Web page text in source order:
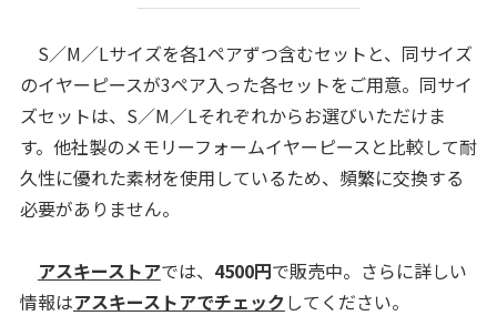
S／M／Lサイズを各1ペアずつ含むセットと、同サイズ
のイヤーピースが3ペア入った各セットをご用意。同サイ
ズセットは、S／M／Lそれぞれからお選びいただけま
す。他社製のメモリーフォームイヤーピースと比較して耐
久性に優れた素材を使用しているため、頻繁に交換する
必要がありません。
アスキーストアでは、 4500円で販売中。さらに詳しい
情報はアスキーストアでチェックしてください。